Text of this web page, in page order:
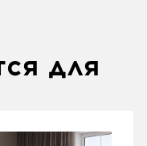
для